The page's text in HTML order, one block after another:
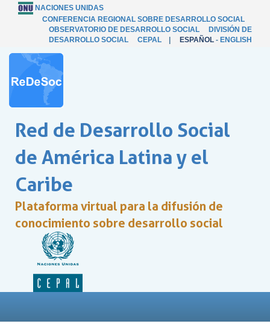
NACIONES UNIDAS
CONFERENCIA REGIONAL SOBRE DESARROLLO SOCIAL
OBSERVATORIO DE DESARROLLO SOCIAL
DIVISIÓN DE
DESARROLLO SOCIAL
CEPAL ESPAÑOL - ENGLISH
Red de Desarrollo Social
de América Latina y el
Caribe
Plataforma virtual para la difusión de
conocimiento sobre desarrollo social